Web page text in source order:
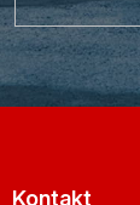
Kontakt